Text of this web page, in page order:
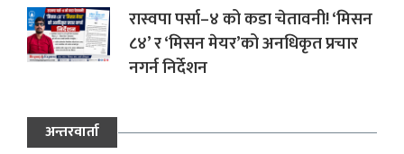
रास्वपा पर्सा–४ को कडा चेतावनी! ‘मिसन
८४’ र ‘मिसन मेयर’को अनधिकृत प्रचार
नगर्न निर्देशन
अन्तरवार्ता